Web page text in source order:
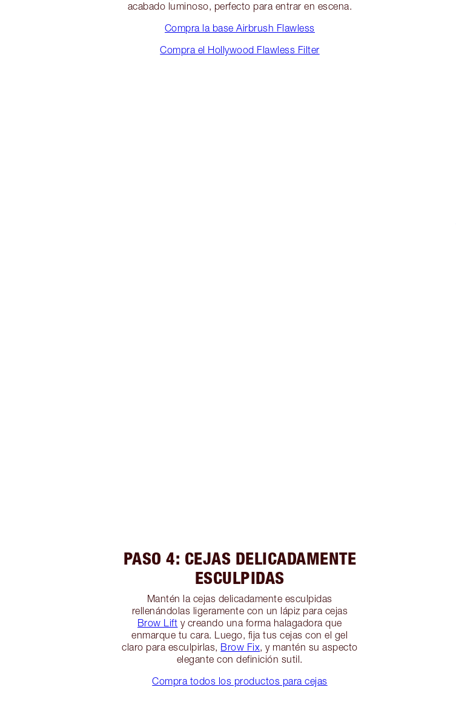
acabado luminoso, perfecto para entrar en escena.
Compra la base Airbrush Flawless
Compra el Hollywood Flawless Filter
PASO 4: CEJAS DELICADAMENTE
ESCULPIDAS
Mantén la cejas delicadamente esculpidas
rellenándolas ligeramente con un lápiz para cejas
Brow Lift y creando una forma halagadora que
enmarque tu cara. Luego, fija tus cejas con el gel
claro para esculpirlas, Brow Fix, y mantén su aspecto
elegante con definición sutil.
Compra todos los productos para cejas